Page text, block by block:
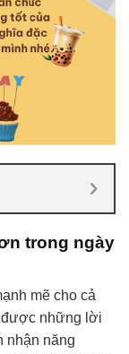
trong ngày
mẽ cho cả
những lời
nhận năng